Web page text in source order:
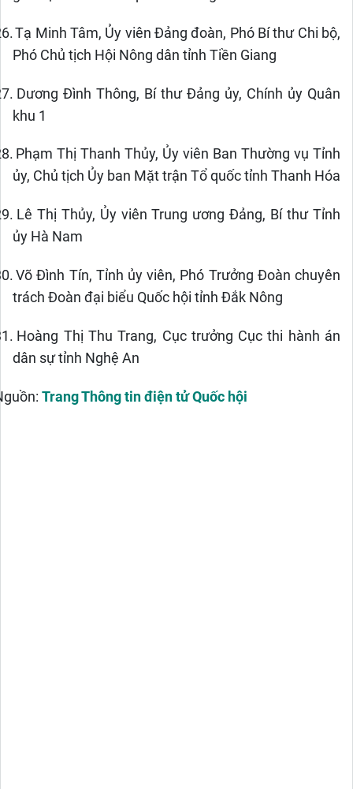
Tạ Minh Tâm, Ủy viên Đảng đoàn, Phó Bí thư Chi bộ,
Phó Chủ tịch Hội Nông dân tỉnh Tiền Giang
Dương Đình Thông, Bí thư Đảng ủy, Chính ủy Quân
khu 1
Phạm Thị Thanh Thủy, Ủy viên Ban Thường vụ Tỉnh
ủy, Chủ tịch Ủy ban Mặt trận Tổ quốc tỉnh Thanh Hóa
Lê Thị Thủy, Ủy viên Trung ương Đảng, Bí thư Tỉnh
ủy Hà Nam
Võ Đình Tín, Tỉnh ủy viên, Phó Trưởng Đoàn chuyên
trách Đoàn đại biểu Quốc hội tỉnh Đắk Nông
Hoàng Thị Thu Trang, Cục trưởng Cục thi hành án
dân sự tỉnh Nghệ An
Trang Thông tin điện tử Quốc hội